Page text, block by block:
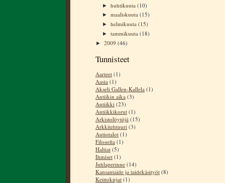
►huhtikuuta(10)
►maaliskuuta(15)
►helmikuuta(15)
►tammikuuta(18)
► 2009 (46)
Tunnisteet
Aarteet (1)
Aasia (1)
Akseli Gallen-Kallela (1)
Antiikin aika (3)
Antiikki (23)
Antiikkikorut (1)
Arkistolöytöjä (15)
Arkkitehtuuri (3)
Autiotalot (1)
Filosofia (1)
Haltiat (5)
Ihmiset (1)
Juhlaperinne (14)
Kansantaide ja taidekäsityöt (8)
Keittokirjat (1)